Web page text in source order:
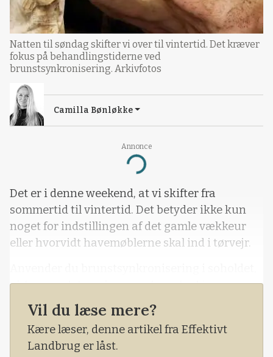
Annonce
Loading...
Natten til søndag skifter vi over til vintertid. Det kræver
fokus på behandlingstiderne ved
brunstsynkronisering. Arkivfotos
Camilla Bønløkke
Det er i denne weekend, at vi skifter fra
sommertid til vintertid. Det betyder ikke kun
noget for indstillingen af det gamle vækkeur
eller hvorvidt havemøblerne skal ind i tørvejr.
så kræver det også opmærksomhed i
overgangsfasen.
Ifølge dyrlægerne hos Ø-vet, så må
brunstsynkronisering ikke afvige med mere
Vil du læse mere?
Kære læser, denne artikel fra Effektivt
Landbrug er låst.